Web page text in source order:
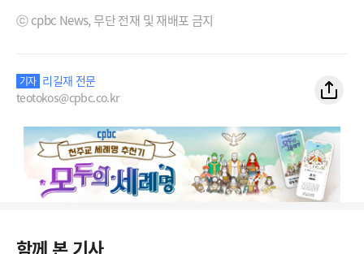
ⓒ cpbc News, 무단 전재 및 재배포 금지
기자 리길재 전문
teotokos@cpbc.co.kr
함께 본 기사